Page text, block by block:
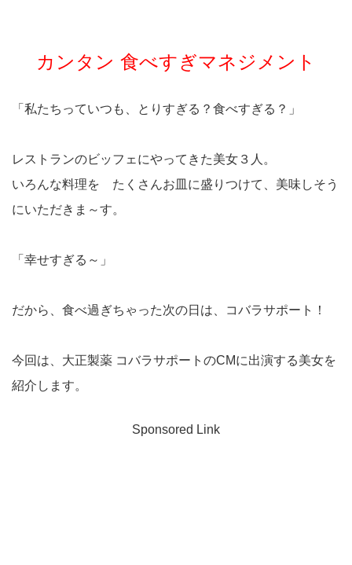
カンタン 食べすぎマネジメント
「私たちっていつも、とりすぎる？食べすぎる？」
レストランのビッフェにやってきた美女３人。
いろんな料理を たくさんお皿に盛りつけて、美味しそう
にいただきま～す。
「幸せすぎる～」
だから、食べ過ぎちゃった次の日は、コバラサポート！
今回は、大正製薬 コバラサポートのCMに出演する美女を
紹介します。
Sponsored Link